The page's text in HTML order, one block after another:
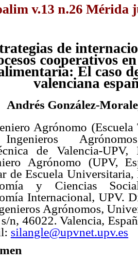
v.13 n.26 Mérida
de
cooperativos
El caso
valenciana
Andrés González-
Agrónomo (Escuela
de Valencia-UPV,
Agrónomo (UPV,
de Escuela Universitaria,
y Ciencias
Internacional, UPV.
Agrónomos,
s/n, 46022. Valencia,
silangle@upvnet.upv.es